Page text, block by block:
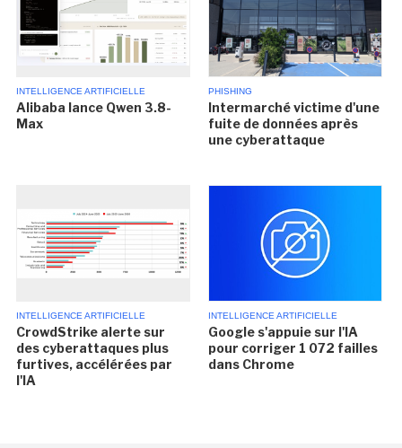
INTELLIGENCE ARTIFICIELLE
Alibaba lance Qwen 3.8-
Max
PHISHING
Intermarché victime d'une
fuite de données après
une cyberattaque
INTELLIGENCE ARTIFICIELLE
CrowdStrike alerte sur
des cyberattaques plus
furtives, accélérées par
l'IA
INTELLIGENCE ARTIFICIELLE
Google s'appuie sur l'IA
pour corriger 1 072 failles
dans Chrome